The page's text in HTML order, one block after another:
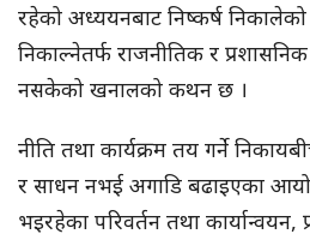
रहेको अध्ययनबाट निष्कर्ष
निकाल्नेतर्फ राजनीतिक र
नसकेको खनालको कथन छ ।
नीति तथा कार्यक्रम तय गर्ने
र साधन नभई अगाडि बढाइएका
भइरहेका परिवर्तन तथा कार्यान्वयन,